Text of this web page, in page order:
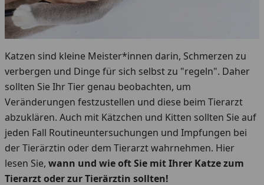
Katzen sind kleine Meister*innen darin, Schmerzen zu
verbergen und Dinge für sich selbst zu "regeln". Daher
sollten Sie Ihr Tier genau beobachten, um
Veränderungen festzustellen und diese beim Tierarzt
abzuklären. Auch mit Kätzchen und Kitten sollten Sie auf
jeden Fall Routineuntersuchungen und Impfungen bei
der Tierärztin oder dem Tierarzt wahrnehmen. Hier
lesen Sie, wann und wie oft Sie mit Ihrer Katze zum
Tierarzt oder zur Tierärztin sollten!